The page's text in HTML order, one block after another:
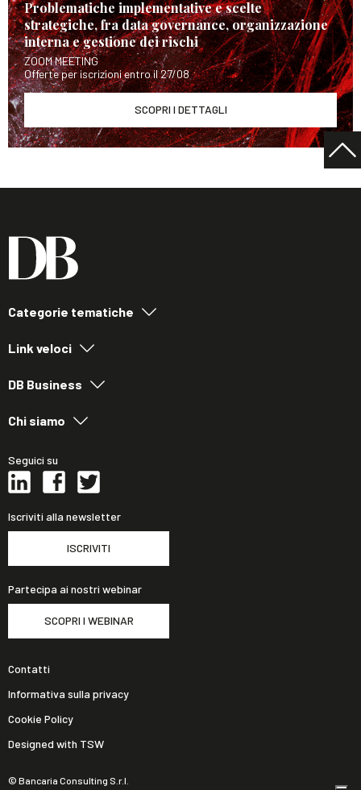
Problematiche implementative e scelte
strategiche, fra data governance, organizzazione
interna e gestione dei rischi
ZOOM MEETING
Offerte per iscrizioni entro il 27/08
SCOPRI I DETTAGLI
Categorie tematiche
Link veloci
DB Business
Chi siamo
Seguici su
Iscriviti alla newsletter
ISCRIVITI
Partecipa ai nostri webinar
SCOPRI I WEBINAR
© Bancaria Consulting S.r.l.
Contatti
Informativa sulla privacy
Cookie Policy
Designed with TSW